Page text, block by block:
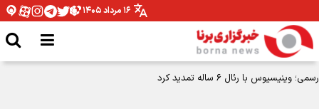
۱۶ مرداد ۱۴۰۵
رسمی؛ وینیسیوس با رئال ۶ ساله تمدید کرد